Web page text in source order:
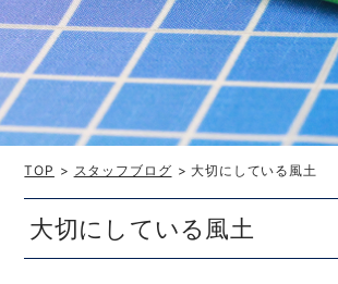
TOP > スタッフブログ > 大切にしている風土
大切にしている風土